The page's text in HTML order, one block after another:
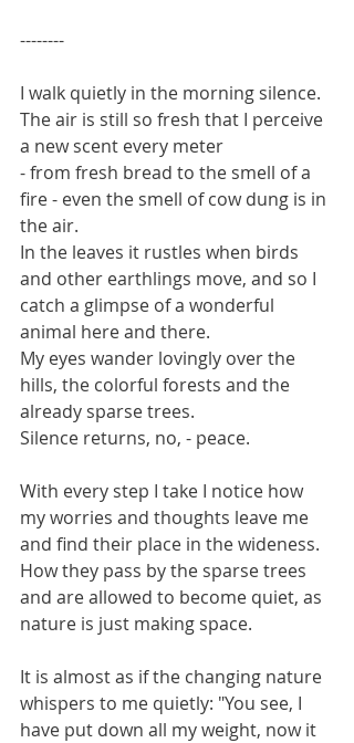
--------
I walk quietly in the morning silence.
The air is still so fresh that I perceive
a new scent every meter
- from fresh bread to the smell of a
fire - even the smell of cow dung is in
the air.
In the leaves it rustles when birds
and other earthlings move, and so I
catch a glimpse of a wonderful
animal here and there.
My eyes wander lovingly over the
hills, the colorful forests and the
already sparse trees.
Silence returns, no, - peace.
With every step I take I notice how
my worries and thoughts leave me
and find their place in the wideness.
How they pass by the sparse trees
and are allowed to become quiet, as
nature is just making space.
It is almost as if the changing nature
whispers to me quietly: "You see, I
have put down all my weight, now it